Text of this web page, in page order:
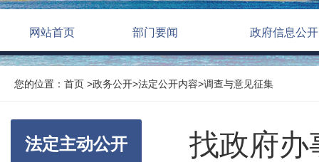
网站首页 部门要闻 政府信息公开
您的位置： 首页 >政务公开>法定公开内容>调查与意见征集
法定主动公开 找政府办